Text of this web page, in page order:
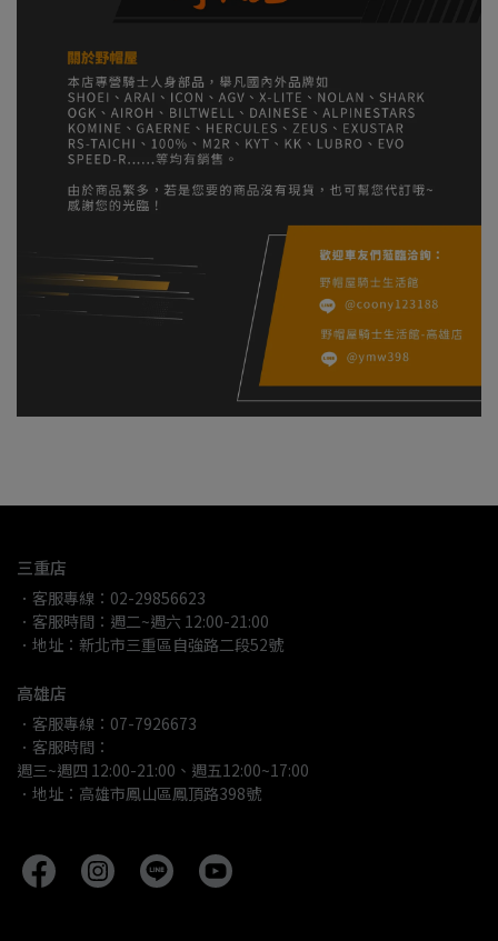
三重店
．客服專線：02-29856623
．客服時間：週二~週六 12:00-21:00
．地址：新北市三重區自強路二段52號
高雄店
．客服專線：07-7926673
．客服時間：
週三~週四 12:00-21:00、週五12:00~17:00
．地址：高雄市鳳山區鳳頂路398號